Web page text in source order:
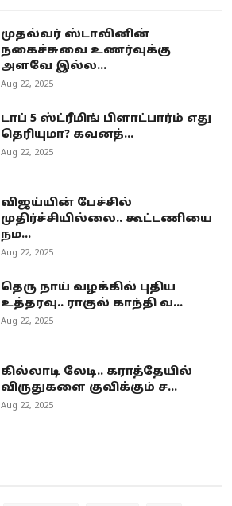
முதல்வர் ஸ்டாலினின்
நகைச்சுவை உணர்வுக்கு
அளவே இல்ல...
Aug 22, 2025
டாப் 5 ஸ்ட்ரீமிங் பிளாட்பார்ம் எது
தெரியுமா? கவனத்...
Aug 22, 2025
விஜய்யின் பேச்சில்
முதிர்ச்சியில்லை.. கூட்டணியை
நம...
Aug 22, 2025
தெரு நாய் வழக்கில் புதிய
உத்தரவு.. ராகுல் காந்தி வ...
Aug 22, 2025
கில்லாடி லேடி.. கராத்தேயில்
விருதுகளை குவிக்கும் ச...
Aug 22, 2025